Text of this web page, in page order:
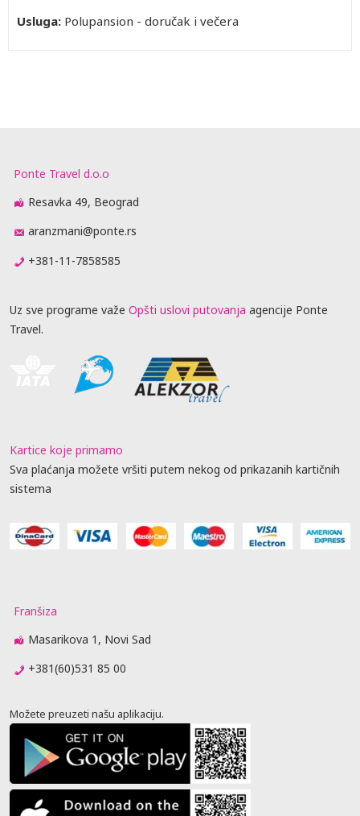
Usluga: Polupansion - doručak i večera
Ponte Travel d.o.o
Resavka 49, Beograd
aranzmani@ponte.rs
+381-11-7858585
Uz sve programe važe Opšti uslovi putovanja agencije Ponte
Travel.
Kartice koje primamo
Sva plaćanja možete vršiti putem nekog od prikazanih kartičnih
sistema
Franšiza
Masarikova 1, Novi Sad
+381(60)531 85 00
Možete preuzeti našu aplikaciju.